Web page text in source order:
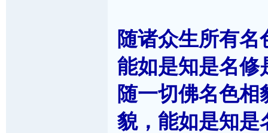
随诸众生所有
能如是知是名修
随一切佛名色
貌，能如是知是